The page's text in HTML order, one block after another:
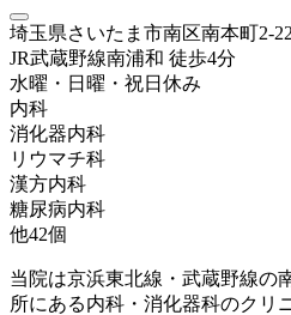
埼玉県さいたま市南区南本町2-
JR武蔵野線南浦和 徒歩4分
水曜・日曜・祝日 休み
内科
消化器内科
リウマチ科
漢方内科
糖尿病内科
他42個
当院は京浜東北線・武蔵野線の
所にある内科・消化器科のクリ